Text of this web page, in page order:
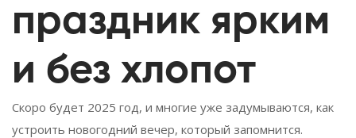
праздник ярким
и без хлопот
Скоро будет 2025 год, и многие уже задумываются, как
устроить новогодний вечер, который запомнится.